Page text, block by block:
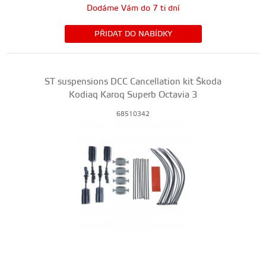
Dodáme Vám do 7 ti dní
PŘIDAT DO NABÍDKY
ST suspensions DCC Cancellation kit Škoda
Kodiaq Karoq Superb Octavia 3
68510342